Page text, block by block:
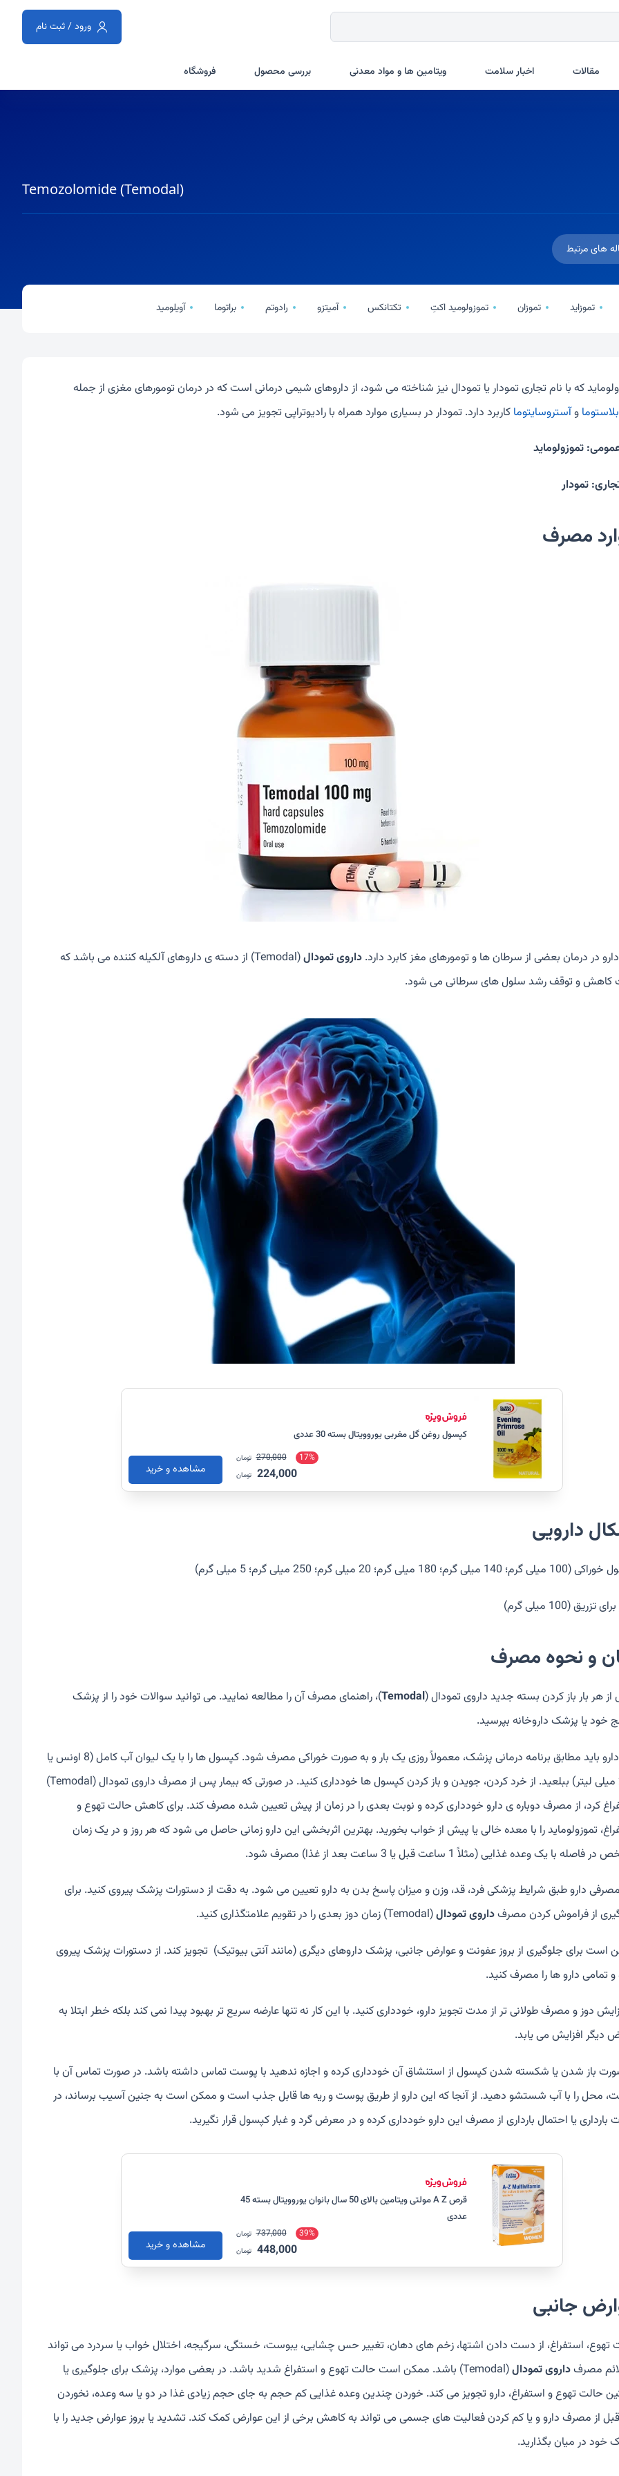
ورود / ثبت نام
مقالات اخبار سلامت ویتامین ها و مواد معدنی بررسی محصول فروشگاه
Temozolomide (Temodal)
های مرتبط
تموزاید تموزان تموزولومید اکتِ تکتانکس آمیتزو رادوتم براتوما آویلومید
که با نام تجاری تمودار یا تمودال نیز شناخته می شود، از داروهای شیمی درمانی است که در درمان تومورهای مغزی از جمله
وآستروسایتوما کاربرد دارد. تمودار در بسیاری موارد همراه با رادیوتراپی تجویز می شود.
تموزولوماید
تمودار
مصرف
در درمان بعضی از سرطان ها و تومورهای مغز کابرد دارد. داروی تمودال
(Temodal) از دسته ی داروهای آلکیله کننده می باشد که
کاهش و توقف رشد سلول های سرطانی می شود.
کپسول روغن گل مغربی یوروویتال بسته 30 عددی
17%
270,000 تومان
224,000 تومان مشاهده و خرید
دارویی
میلی گرم؛ 180 میلی گرم؛ 20 میلی گرم؛ 250 میلی گرم؛ 5 میلی گرم)
تزریق (100 میلی گرم)
و نحوه مصرف
هر بار باز کردن بسته جدید داروی تمودال (Temodal)، راهنمای مصرف آن را مطالعه نمایید. می توانید سوالات خود را از پزشک
خود یا پزشک داروخانه بپرسید.
این دارو باید مطابق برنامه درمانی پزشک، معمولاً روزی یک بار و به صورت خوراکی مصرف شود. کپسول ها را با یک لیوان آب کامل (8 اونس یا
240 میلی لیتر) ببلعید. از خرد کردن، جویدن و باز کردن کپسول ها خودداری کنید. در صورتی که بیمار پس از مصرف داروی تمودال (Temodal)
کرد، از مصرف دوباره ی دارو خودداری کرده و نوبت بعدی را در زمان از پیش تعیین شده مصرف کند. برای کاهش حالت تهوع و
تموزولوماید را با معده خالی یا پیش از خواب بخورید. بهترین اثربخشی این دارو زمانی حاصل می شود که هر روز و در یک زمان
با یک وعده غذایی (مثلاً 1 ساعت قبل یا 3 ساعت بعد از غذا) مصرف شود.
دارو طبق شرایط پزشکی فرد، قد، وزن و میزان پاسخ بدن به دارو تعیین می شود. به دقت از دستورات پزشک پیروی کنید. برای
از فراموش کردن مصرفداروی تمودال(Temodal) زمان دوز بعدی را در تقویم علامتگذاری کنید.
است برای جلوگیری از بروز عفونت و عوارض جانبی، پزشک داروهای دیگری (مانند آنتی بیوتیک) تجویز کند. از دستورات پزشک پیروی
و تمامی دارو ها را مصرف کنید.
دوز و مصرف طولانی تر از مدت تجویز دارو، خودداری کنید. با این کار نه تنها عارضه سریع تر بهبود پیدا نمی کند بلکه خطر ابتلا به
دیگر افزایش می یابد.
باز شدن یا شکسته شدن کپسول از استنشاق آن خودداری کرده و اجازه ندهید با پوست تماس داشته باشد. در صورت تماس آن با
محل را با آب شستشو دهید. از آنجا که این دارو از طریق پوست و ریه ها قابل جذب است و ممکن است به جنین آسیب برساند، در
بارداری یا احتمال بارداری از مصرف این دارو خودداری کرده و در معرض گرد و غبار کپسول قرار نگیرید.
قرص A Z مولتی ویتامین بالای 50 سال بانوان یوروویتال بسته 45
عددی
39%
737,000 تومان
448,000 تومان مشاهده و خرید
جانبی
تهوع، استفراغ، از دست دادن اشتها، زخم های دهان، تغییر حس چشایی، یبوست، خستگی، سرگیجه، اختلال خواب یا سردرد می تواند
مصرفداروی تمودال
(Temodal) باشد. ممکن است حالت تهوع و استفراغ شدید باشد. در بعضی موارد، پزشک برای جلوگیری یا
حالت تهوع و استفراغ، دارو تجویز می کند. خوردن چندین وعده غذایی کم حجم به جای حجم زیادی غذا در دو یا سه وعده، نخوردن
از مصرف دارو و یا کم کردن فعالیت های جسمی می تواند به کاهش برخی از این عوارض کمک کند. تشدید یا بروز عوارض جدید را با
خود در میان بگذارید.